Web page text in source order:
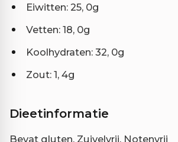
Eiwitten: 25, 0g
Vetten: 18, 0g
Koolhydraten: 32, 0g
Zout: 1, 4g
Dieetinformatie
Bevat gluten, Zuivelvrij, Notenvrij